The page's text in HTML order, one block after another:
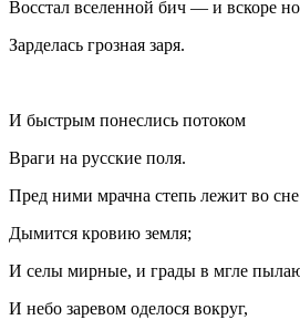
Восстал вселенной бич — и вскоре
Зарделась грозная заря.
И быстрым понеслись потоком
Враги на русские поля.
Пред ними мрачна степь лежит во
Дымится кровию земля;
И селы мирные, и грады в мгле
И небо заревом оделося вокруг,